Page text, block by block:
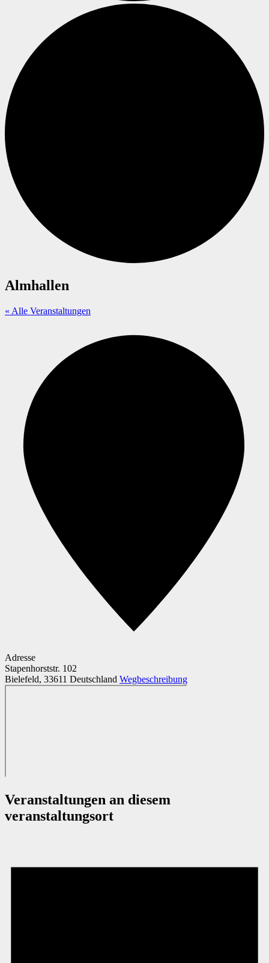
Almhallen
« Alle Veranstaltungen
Adresse
Stapenhorststr. 102
Bielefeld, 33611 Deutschland Wegbeschreibung
Veranstaltungen an diesem
veranstaltungsort